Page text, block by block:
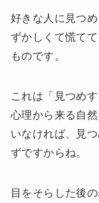
好きな人に見つ
ずかしくて慌て
ものです。
これは「見つめ
心理から来る自
いなければ、見
ずですからね。
目をそらした後